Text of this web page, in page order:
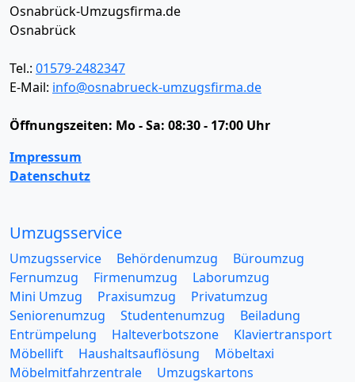
Osnabrück-Umzugsfirma.de
Osnabrück
Tel.: 01579-2482347
E-Mail: info@osnabrueck-umzugsfirma.de
Öffnungszeiten: Mo - Sa: 08:30 - 17:00 Uhr
Impressum
Datenschutz
Umzugsservice
Umzugsservice Behördenumzug
Büroumzug
Fernumzug
Firmenumzug
Laborumzug
Mini Umzug
Praxisumzug
Privatumzug
Seniorenumzug
Studentenumzug
Beiladung
Entrümpelung
Halteverbotszone
Klaviertransport
Möbellift
Haushaltsauflösung
Möbeltaxi
Möbelmitfahrzentrale
Umzugskartons